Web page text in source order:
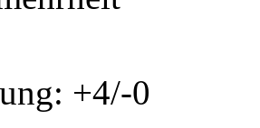
+4/-0